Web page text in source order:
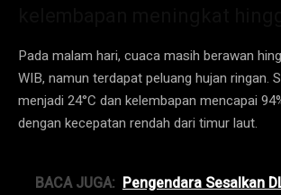
Pada malam hari, cuaca masih berawan
WIB, namun terdapat peluang hujan ringan.
menjadi 24°C dan kelembapan mencapai
dengan kecepatan rendah dari timur laut.
BACA JUGA: Pengendara Sesalkan